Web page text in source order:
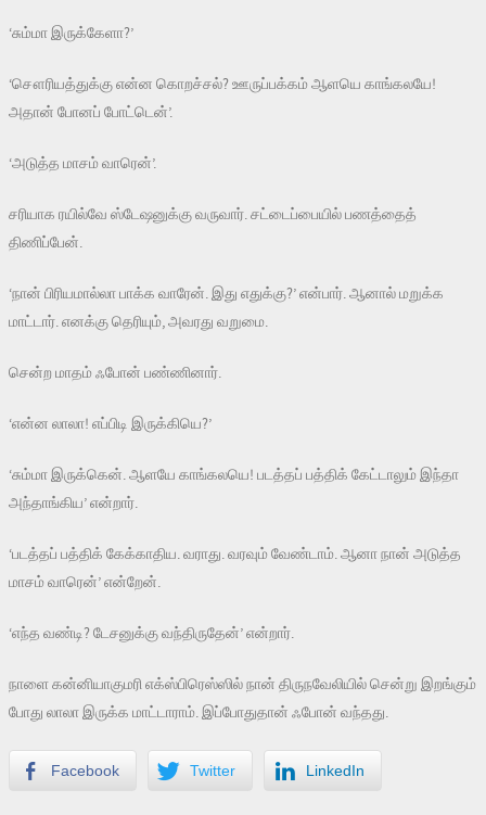
‘சும்மா இருக்கேளா?’
‘சௌரியத்துக்கு என்ன கொறச்சல்? ஊருப்பக்கம் ஆளயெ காங்கலயே!
அதான் போனப் போட்டென்’.
‘அடுத்த மாசம் வாரென்’.
சரியாக ரயில்வே ஸ்டேஷனுக்கு வருவார். சட்டைப்பையில் பணத்தைத்
திணிப்பேன்.
‘நான் பிரியமால்லா பாக்க வாரேன். இது எதுக்கு?’ என்பார். ஆனால் மறுக்க
மாட்டார். எனக்கு தெரியும், அவரது வறுமை.
சென்ற மாதம் ஃபோன் பண்ணினார்.
‘என்ன லாலா! எப்பிடி இருக்கியெ?’
‘சும்மா இருக்கென். ஆளயே காங்கலயெ! படத்தப் பத்திக் கேட்டாலும் இந்தா
அந்தாங்கிய’ என்றார்.
‘படத்தப் பத்திக் கேக்காதிய. வராது. வரவும் வேண்டாம். ஆனா நான் அடுத்த
மாசம் வாரென்’ என்றேன்.
‘எந்த வண்டி? டேசனுக்கு வந்திருதேன்’ என்றார்.
நாளை கன்னியாகுமரி எக்ஸ்பிரெஸ்ஸில் நான் திருநவேலியில் சென்று இறங்கும்
போது லாலா இருக்க மாட்டாராம். இப்போதுதான் ஃபோன் வந்தது.
Facebook Twitter LinkedIn